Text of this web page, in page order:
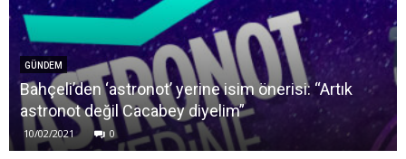
GÜNDEM
Bahçeli’den ‘astronot’ yerine isim önerisi: “Artık
astronot değil Cacabey diyelim”
10/02/2021 0